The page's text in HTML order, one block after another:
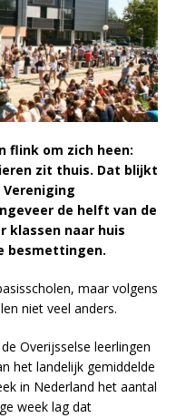
flink om zich heen:
zit thuis. Dat blijkt
de helft van de
klassen naar huis
besmettingen.
maar volgens
niet veel anders.
Overijsselse leerlingen
het landelijk gemiddelde
in Nederland het aantal
week lag dat